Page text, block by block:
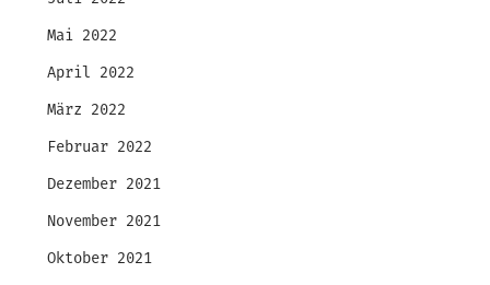
Mai 2022
April 2022
März 2022
Februar 2022
Dezember 2021
November 2021
Oktober 2021